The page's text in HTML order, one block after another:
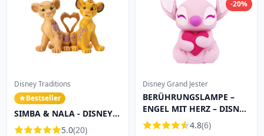
Disney Traditions
Bestseller
SIMBA & NALA - DISNEY
TRADITIONS5.0(20)
-20%
Disney Grand Jester
BERÜHRUNGSLAMPE –
ENGEL MIT HERZ – DISNEY
GRAND JESTER
4.8(6)